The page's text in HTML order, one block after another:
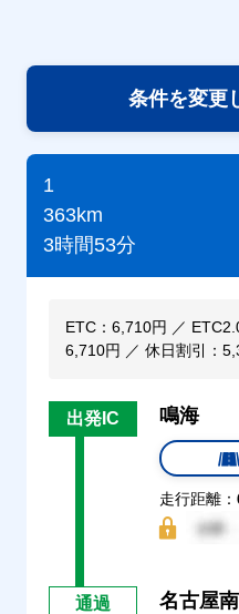
条件を変更
1
363km
3時間53分
ETC：6,710円 ／
6,710円 ／ 休日割引：
出発IC 鳴海
走行距離：
通過 名古屋